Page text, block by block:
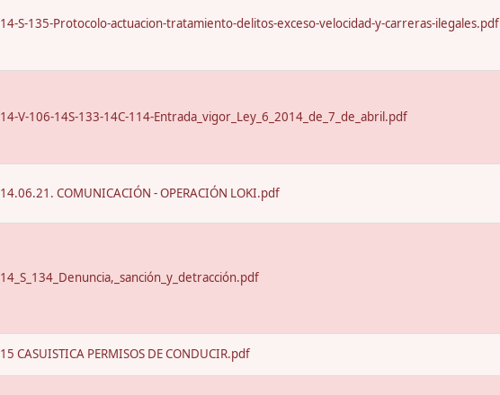
14-S-135-Protocolo-actuacion-tratamiento-delitos-exceso-velocidad-y-carreras-ilegales.pdf
14-V-106-14S-133-14C-114-Entrada_vigor_Ley_6_2014_de_7_de_abril.pdf
14.06.21. COMUNICACIÓN - OPERACIÓN LOKI.pdf
14_S_134_Denuncia,_sanción_y_detracción.pdf
15 CASUISTICA PERMISOS DE CONDUCIR.pdf